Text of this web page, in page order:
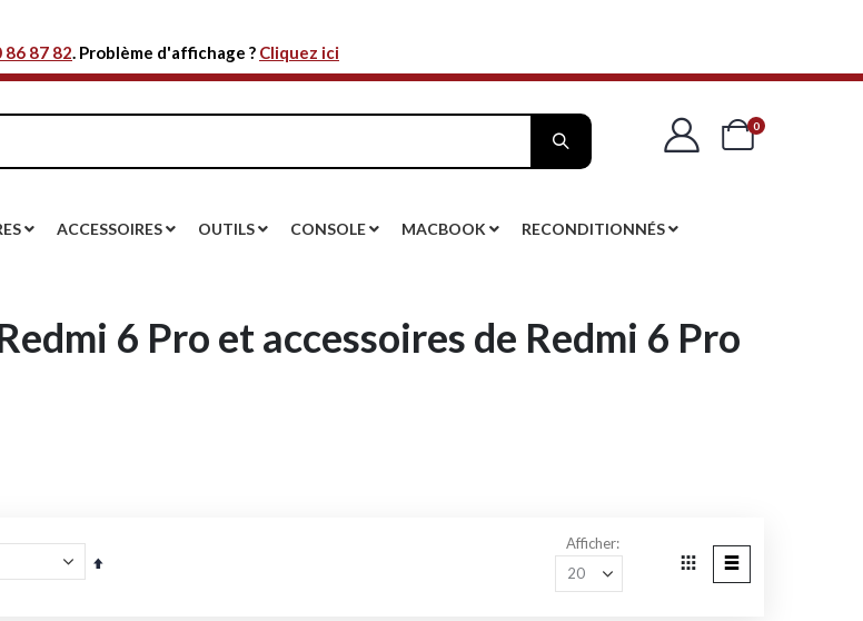
86 87 82. Problème d'affichage ? Cliquez ici
Cart
0articles
ACCESSOIRES OUTILS CONSOLE MACBOOK RECONDITIONNÉS
6 Pro et accessoires de Redmi 6 Pro
Par
Afficher
Afficher
GrilleListe